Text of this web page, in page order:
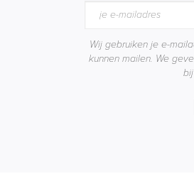
Wij gebruiken je e-
kunnen mailen. We